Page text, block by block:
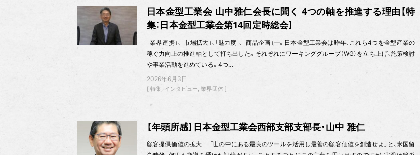
日本金型工業会 山中雅仁会長に聞く 4つの軸を推進する理由【特
集：日本金型工業会第14回定時総会】
「業界連携」、「市場拡大」、「魅力度」、「商品企画」—。日本金型工業会は昨年、これら4つを金型産業の
稼ぐ力向上の推進軸として打ち出した。それぞれにワーキンググループ（WG）を立ち上げ、施策検討
や事業活動を進めている。4つ…
2026年6月3日
特集 インタビュー 業界団体
【年頭所感】日本金型工業会西部支部支部長・山中 雅仁
顧客提供価値の拡大 「世の中にある最良のツールを活用し最善の顧客価値を創造せよ」と、米国留